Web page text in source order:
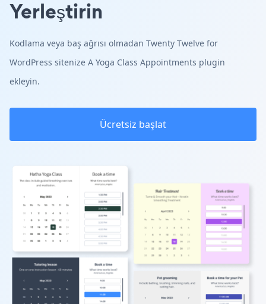
Yerleştirin
Kodlama veya baş ağrısı olmadan Twenty Twelve for
WordPress sitenize A Yoga Class Appointments plugin
ekleyin.
Ücretsiz başlat